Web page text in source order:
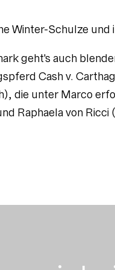
Winter-Schulze
geht's auch
Cash v.
die unter Marco
Raphaela von